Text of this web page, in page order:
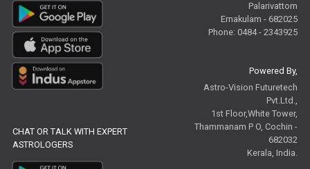
CHAT OR TALK WITH EXPERT
ASTROLOGERS
Palarivattom
Ernakulam - 682025
Phone: 0484 - 2343925
Powered By,
Astro-Vision Futuretech
Pvt.Ltd.,
1st Floor,White Tower,
Thammanam P O, Cochin -
682032
Kerala, India.